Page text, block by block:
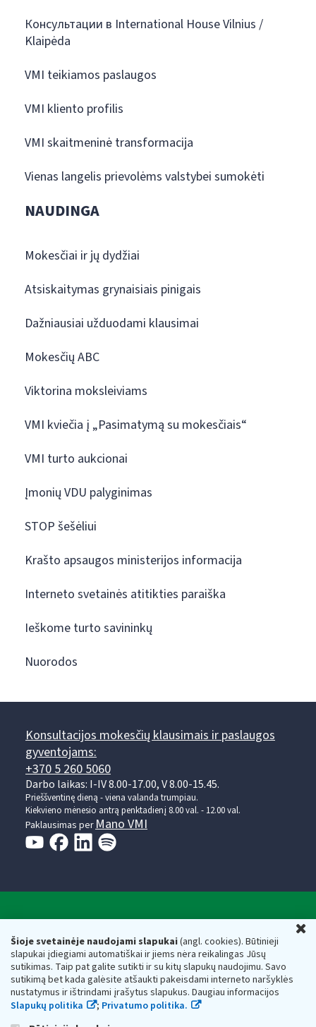
Šioje svetainėje naudojami slapukai(angl. cookies). Būtinieji
slapukai įdiegiami automatiškai ir jiems nėra reikalingas Jūsų
sutikimas. Taip pat galite sutikti ir su kitų slapukų naudojimu. Savo
sutikimą bet kada galėsite atšaukti pakeisdami interneto naršyklės
nustatymus ir ištrindami įrašytus slapukus. Daugiau informacijos
Slapukų politika
; Privatumo politika.
Консультации в International House Vilnius /
Klaipėda
VMI teikiamos paslaugos
VMI kliento profilis
VMI skaitmeninė transformacija
Vienas langelis prievolėms valstybei sumokėti
NAUDINGA
Mokesčiai ir jų dydžiai
Atsiskaitymas grynaisiais pinigais
Dažniausiai užduodami klausimai
Mokesčių ABC
Viktorina moksleiviams
VMI kviečia į „Pasimatymą su mokesčiais“
VMI turto aukcionai
Įmonių VDU palyginimas
STOP šešėliui
Krašto apsaugos ministerijos informacija
Interneto svetainės atitikties paraiška
Ieškome turto savininkų
Nuorodos
Konsultacijos mokesčių klausimais ir paslaugos
gyventojams:
+370 5 260 5060
Darbo laikas: I-IV 8.00-17.00, V 8.00-15.45.
Prieššventinę dieną - viena valanda trumpiau.
Kiekvieno mėnesio antrą penktadienį 8.00 val. - 12.00 val.
Paklausimas per Mano VMI
Respublikos finansų ministerijos
Biudžetinė įstaiga. Juridinio asmens kodas — 188659752,
adresas: Vasario 16-osios g. 14, 01107 Vilnius, Lietuva, el.paštas:
vmi@vmi.lt, E. pristatymo dėžutės adresas 188659752
Duomenys apie Valstybinę mokesčių inspekciją prie Lietuvos
Respublikos finansų ministerijos kaupiami ir saugomi Juridinių